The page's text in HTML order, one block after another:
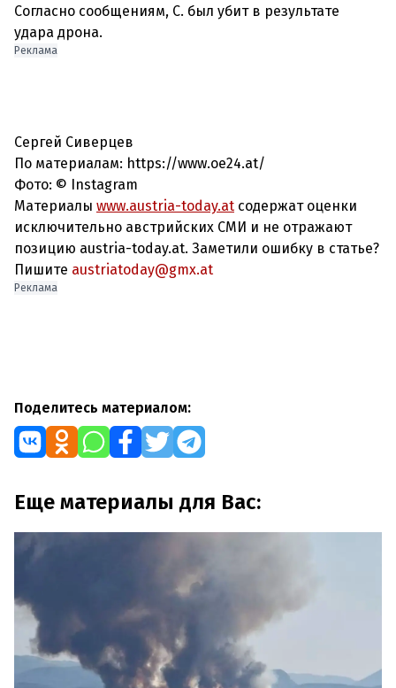
Согласно сообщениям, С. был убит в результате
удара дрона.
Реклама
Сергей Сиверцев
По материалам: https://www.oe24.at/
Фото: © Instagram
Материалы www.austria-today.at содержат оценки
исключительно австрийских СМИ и не отражают
позицию austria-today.at. Заметили ошибку в статье?
Пишите austriatoday@gmx.at
Реклама
Поделитесь материалом:
Еще материалы для Вас: